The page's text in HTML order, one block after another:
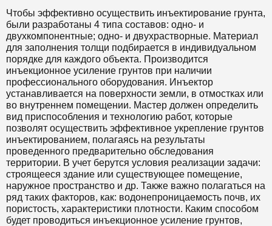
Чтобы эффективно осуществить инъектирование грунта,
были разработаны 4 типа составов: одно- и
двухкомпонентные; одно- и двухрастворные. Материал
для заполнения толщи подбирается в индивидуальном
порядке для каждого объекта. Производится
инъекционное усиление грунтов при наличии
профессионального оборудования. Инъектор
устанавливается на поверхности земли, в отмостках или
во внутреннем помещении. Мастер должен определить
вид приспособления и технологию работ, которые
позволят осуществить эффективное укрепление грунтов
инъектированием, полагаясь на результаты
проведенного предварительно обследования
территории. В учет берутся условия реализации задачи:
строящееся здание или существующее помещение,
наружное пространство и др. Также важно полагаться на
ряд таких факторов, как: водонепроницаемость почв, их
пористость, характеристики плотности. Каким способом
будет проводиться инъекционное усиление грунтов,